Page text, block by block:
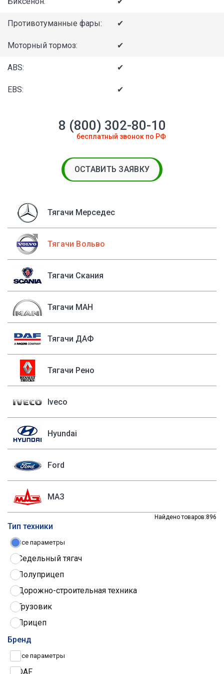
Тягачи Мерседес
Тягачи Вольво
Тягачи Скания
Тягачи МАН
Тягачи ДАФ
Тягачи Рено
Iveco
Hyundai
Ford
МАЗ
Найдено товаров:896
Тип техники
Все параметры
Седельный тягач
Полуприцеп
Дорожно-строительная техника
Грузовик
Прицеп
Трактор
Грузовые шины
Бренд
Все параметры
DAF
Противотуманные фары: ✔
Моторный тормоз: ✔
ABS: ✔
EBS: ✔
8 (800) 302-80-10
бесплатный звонок по РФ
ОСТАВИТЬ ЗАЯВКУ